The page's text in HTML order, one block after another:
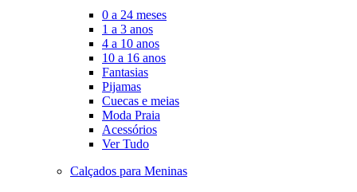
0 a 24 meses
1 a 3 anos
4 a 10 anos
10 a 16 anos
Fantasias
Pijamas
Cuecas e meias
Moda Praia
Acessórios
Ver Tudo
Calçados para Meninas